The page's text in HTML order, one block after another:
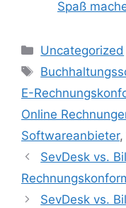
Spaß
Kategorien
Uncategorized
Schlagwörter
E-
Online
Softwareanbieter,
SevDesk vs.
SevDesk vs.